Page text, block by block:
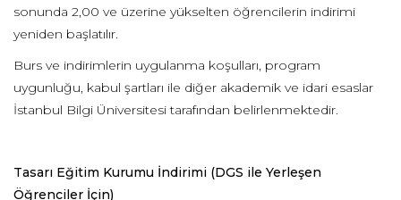
sonunda 2,00 ve üzerine yükselten öğrencilerin indirimi
yeniden başlatılır.
Burs ve indirimlerin uygulanma koşulları, program
uygunluğu, kabul şartları ile diğer akademik ve idari esaslar
İstanbul Bilgi Üniversitesi tarafından belirlenmektedir.
Tasarı Eğitim Kurumu İndirimi (DGS ile Yerleşen
Öğrenciler İçin)